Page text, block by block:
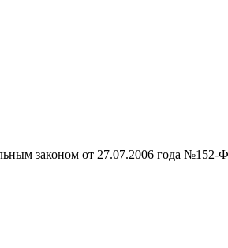
законом от 27.07.2006 года